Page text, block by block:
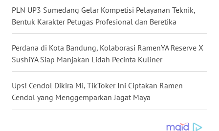
PLN UP3 Sumedang Gelar Kompetisi Pelayanan Teknik,
Bentuk Karakter Petugas Profesional dan Beretika
Perdana di Kota Bandung, Kolaborasi RamenYA Reserve X
SushiYA Siap Manjakan Lidah Pecinta Kuliner
Ups! Cendol Dikira Mi, TikToker Ini Ciptakan Ramen
Cendol yang Menggemparkan Jagat Maya
WN
GORONTALO
WN
SULUT
WN
MALUKU